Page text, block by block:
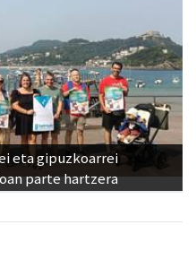
eta gipuzkoarrei
parte hartzera